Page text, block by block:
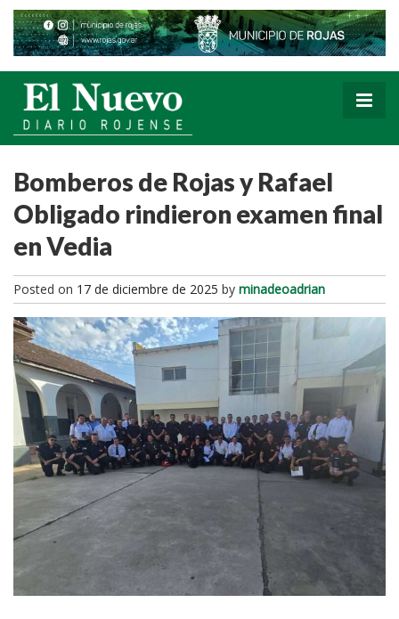
Bomberos de Rojas y Rafael
Obligado rindieron examen final
en Vedia
Posted on 17 de diciembre de 2025 by minadeoadrian